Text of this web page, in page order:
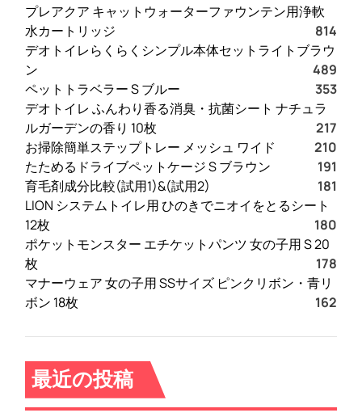
プレアクア キャットウォーターファウンテン用浄軟
水カートリッジ
814
デオトイレらくらくシンプル本体セットライトブラウ
ン
489
ペットトラベラー S ブルー
353
デオトイレ ふんわり香る消臭・抗菌シート ナチュラ
ルガーデンの香り 10枚
217
お掃除簡単ステップトレー メッシュ ワイド
210
たためるドライブペットケージ S ブラウン
191
育毛剤成分比較(試用1)&(試用2)
181
LION システムトイレ用 ひのきでニオイをとるシート
12枚
180
ポケットモンスター エチケットパンツ 女の子用 S 20
枚
178
マナーウェア 女の子用 SSサイズ ピンクリボン・青リ
ボン 18枚
162
最近の投稿